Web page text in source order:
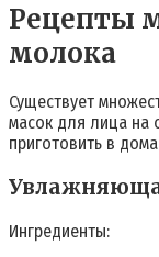
Рецепты
молока
Существует
масок для лица на
приготовить в
Ингредиенты: